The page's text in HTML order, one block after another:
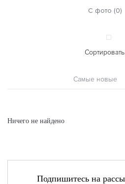
С фото (0)
Самые новые
Ничего не найдено
Подпишитесь на